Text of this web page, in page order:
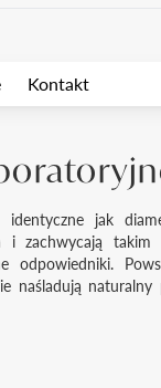
Kontakt
jak
i zachwycają takim
odpowiedniki.
naśladują